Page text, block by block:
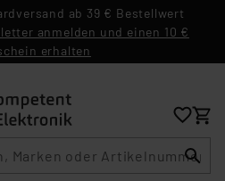
ab 39 € Bestellwert
anmelden und einen 10 €
erhalten